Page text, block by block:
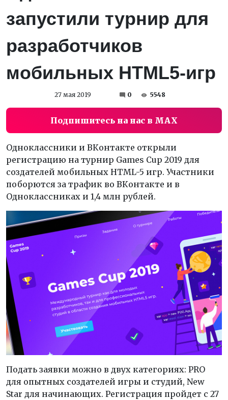
запустили турнир для
разработчиков
мобильных HTML5-игр
27 мая 2019 0 5548
Подпишитесь на нас в MAX
Одноклассники и ВКонтакте открыли
регистрацию на турнир Games Cup 2019 для
создателей мобильных HTML-5 игр. Участники
поборются за трафик во ВКонтакте и в
Одноклассниках и 1,4 млн рублей.
Подать заявки можно в двух категориях: PRO
для опытных создателей игры и студий, New
Star для начинающих. Регистрация пройдет с 27